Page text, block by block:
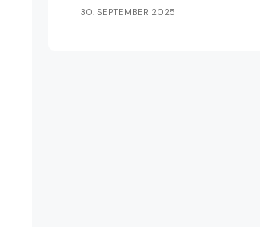
30. SEPTEMBER 2025